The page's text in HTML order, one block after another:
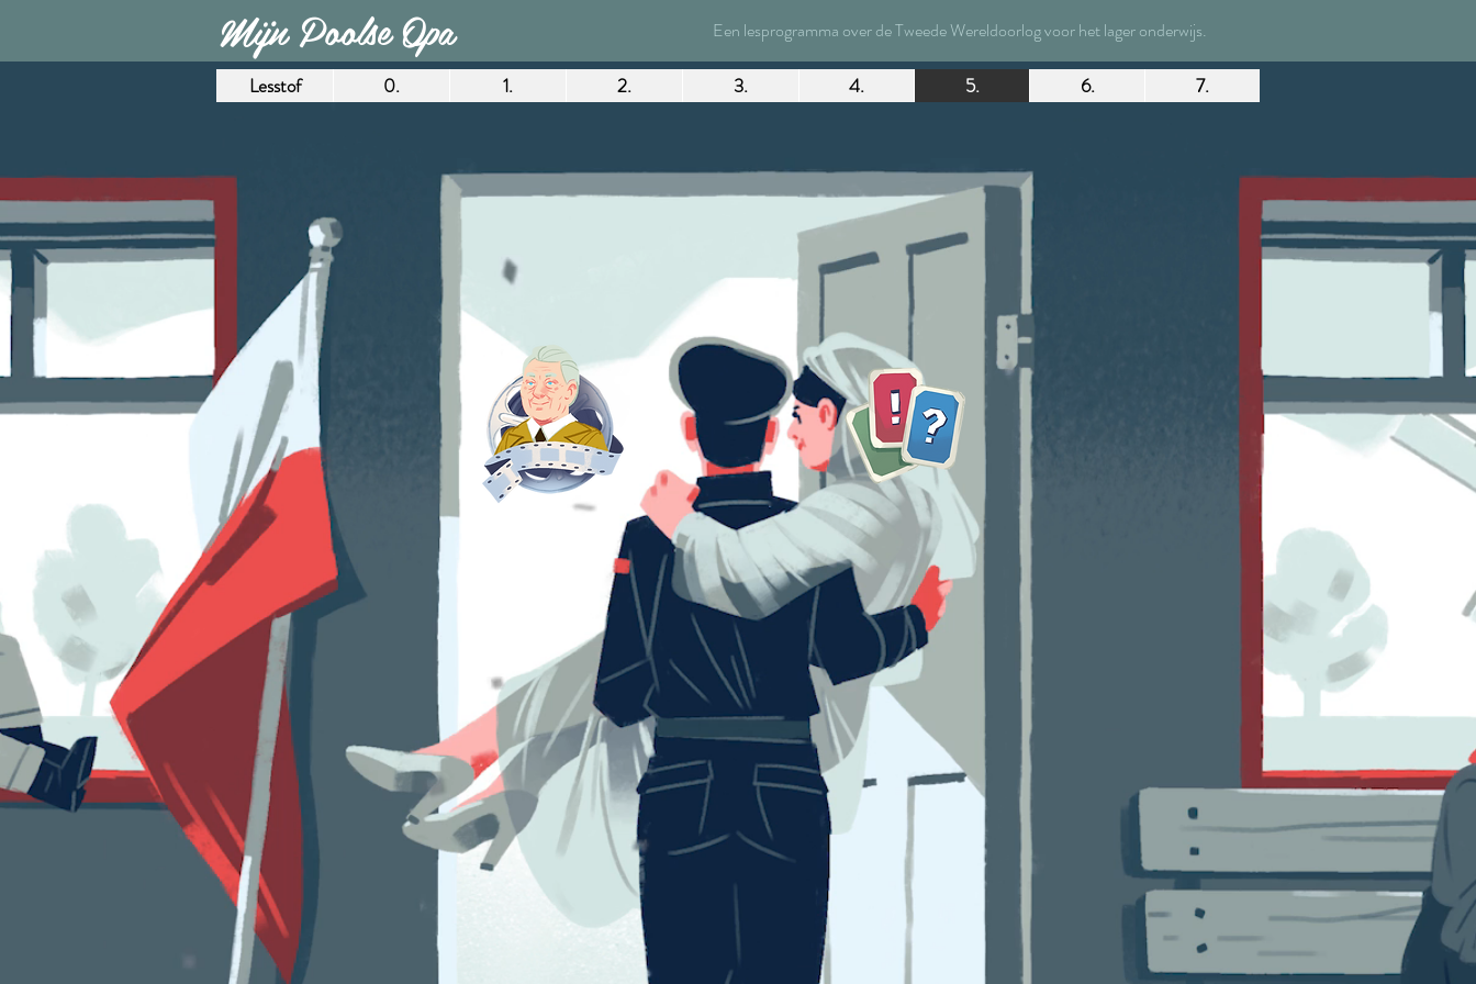
Een lesprogramma over de Tweede Wereldoorlog voor het lager onderwijs.
Mijn Poolse Opa
Lesstof 0. 1. 2. 3. 4. 5. 6. 7.